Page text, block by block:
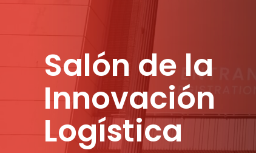
Salón de la
Innovación
Logística